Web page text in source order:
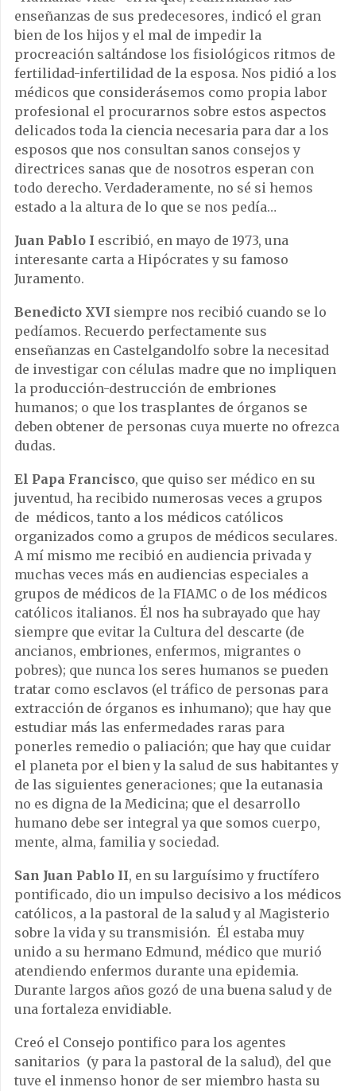
enseñanzas de sus predecesores, indicó el gran
bien de los hijos y el mal de impedir la
procreación saltándose los fisiológicos ritmos de
fertilidad-infertilidad de la esposa. Nos pidió a los
médicos que considerásemos como propia labor
profesional el procurarnos sobre estos aspectos
delicados toda la ciencia necesaria para dar a los
esposos que nos consultan sanos consejos y
directrices sanas que de nosotros esperan con
todo derecho. Verdaderamente, no sé si hemos
estado a la altura de lo que se nos pedía…
Juan Pablo I escribió, en mayo de 1973, una
interesante carta a Hipócrates y su famoso
Juramento.
Benedicto XVI siempre nos recibió cuando se lo
pedíamos. Recuerdo perfectamente sus
enseñanzas en Castelgandolfo sobre la necesitad
de investigar con células madre que no impliquen
la producción-destrucción de embriones
humanos; o que los trasplantes de órganos se
deben obtener de personas cuya muerte no ofrezca
dudas.
El Papa Francisco, que quiso ser médico en su
juventud, ha recibido numerosas veces a grupos
de médicos, tanto a los médicos católicos
organizados como a grupos de médicos seculares.
A mí mismo me recibió en audiencia privada y
muchas veces más en audiencias especiales a
grupos de médicos de la FIAMC o de los médicos
católicos italianos. Él nos ha subrayado que hay
siempre que evitar la Cultura del descarte (de
ancianos, embriones, enfermos, migrantes o
pobres); que nunca los seres humanos se pueden
tratar como esclavos (el tráfico de personas para
extracción de órganos es inhumano); que hay que
estudiar más las enfermedades raras para
ponerles remedio o paliación; que hay que cuidar
el planeta por el bien y la salud de sus habitantes y
de las siguientes generaciones; que la eutanasia
no es digna de la Medicina; que el desarrollo
humano debe ser integral ya que somos cuerpo,
mente, alma, familia y sociedad.
San Juan Pablo II, en su larguísimo y fructífero
pontificado, dio un impulso decisivo a los médicos
católicos, a la pastoral de la salud y al Magisterio
sobre la vida y su transmisión. Él estaba muy
unido a su hermano Edmund, médico que murió
atendiendo enfermos durante una epidemia.
Durante largos años gozó de una buena salud y de
una fortaleza envidiable.
Creó el Consejo pontifico para los agentes
sanitarios (y para la pastoral de la salud), del que
tuve el inmenso honor de ser miembro hasta su